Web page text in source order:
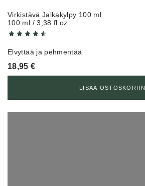
Virkistävä Jalkakylpy 100 ml
100 ml / 3,38 fl oz
Elvyttää ja pehmentää
18,95€
LISÄÄ OSTOSKORIIN